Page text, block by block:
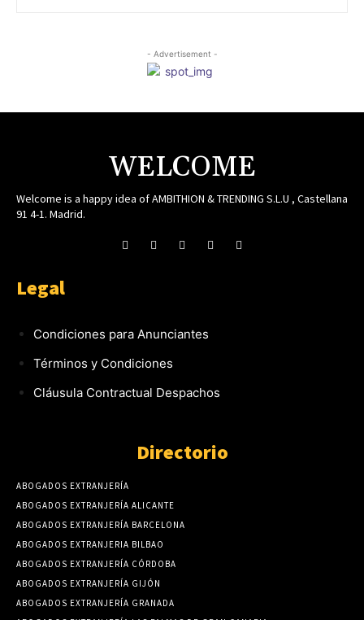
- Advertisement -
WELCOME
Welcome is a happy idea of AMBITHION & TRENDING S.L.U , Castellana
91 4-1. Madrid.
Legal
Condiciones para Anunciantes
Términos y Condiciones
Cláusula Contractual Despachos
Directorio
ABOGADOS EXTRANJERÍA
ABOGADOS EXTRANJERÍA ALICANTE
ABOGADOS EXTRANJERÍA BARCELONA
ABOGADOS EXTRANJERIA BILBAO
ABOGADOS EXTRANJERÍA CÓRDOBA
ABOGADOS EXTRANJERÍA GIJÓN
ABOGADOS EXTRANJERÍA GRANADA